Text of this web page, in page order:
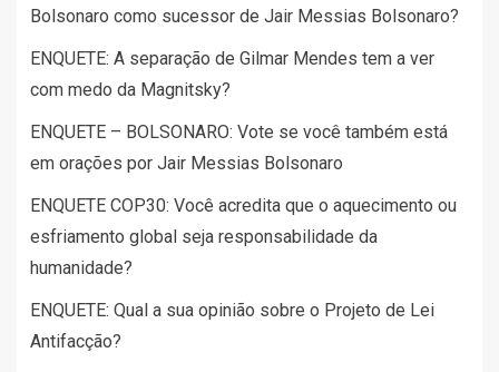
Bolsonaro como sucessor de Jair Messias Bolsonaro?
ENQUETE: A separação de Gilmar Mendes tem a ver
com medo da Magnitsky?
ENQUETE – BOLSONARO: Vote se você também está
em orações por Jair Messias Bolsonaro
ENQUETE COP30: Você acredita que o aquecimento ou
esfriamento global seja responsabilidade da
humanidade?
ENQUETE: Qual a sua opinião sobre o Projeto de Lei
Antifacção?